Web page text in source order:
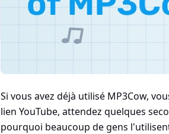
Si vous avez déjà utilisé MP3Cow,
lien YouTube, attendez quelques
pourquoi beaucoup de gens